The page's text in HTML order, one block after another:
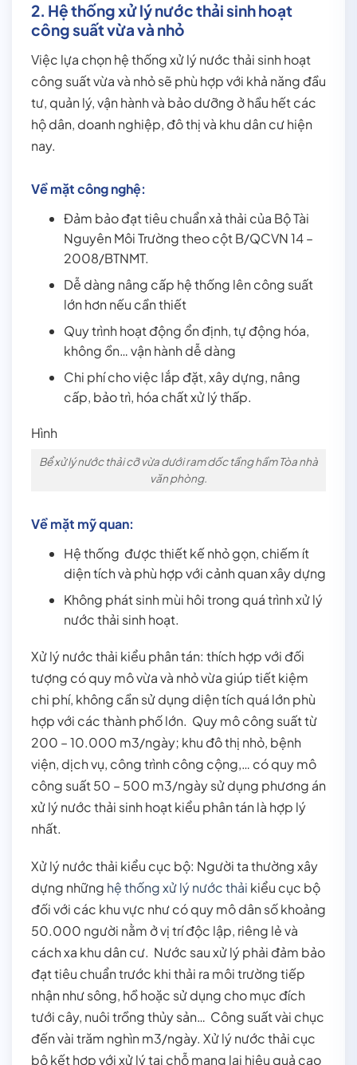
2. Hệ thống xử lý nước thải sinh hoạt
công suất vừa và nhỏ
Việc lựa chọn hệ thống xử lý nước thải sinh hoạt
công suất vừa và nhỏ sẽ phù hợp với khả năng đầu
tư, quản lý, vận hành và bảo dưỡng ở hầu hết các
hộ dân, doanh nghiệp, đô thị và khu dân cư hiện
nay.
Về mặt công nghệ:
Đảm bảo đạt tiêu chuẩn xả thải của Bộ Tài
Nguyên Môi Trường theo cột B/QCVN 14 –
2008/BTNMT.
Dễ dàng nâng cấp hệ thống lên công suất
lớn hơn nếu cần thiết
Quy trình hoạt động ổn định, tự động hóa,
không ồn… vận hành dễ dàng
Chi phí cho việc lắp đặt, xây dựng, nâng
cấp, bảo trì, hóa chất xử lý thấp.
Hình
Bể xử lý nước thải cỡ vừa dưới ram dốc tầng hầm Tòa nhà
văn phòng.
Về mặt mỹ quan:
Hệ thống được thiết kế nhỏ gọn, chiếm ít
diện tích và phù hợp với cảnh quan xây dựng
Không phát sinh mùi hôi trong quá trình xử lý
nước thải sinh hoạt.
Xử lý nước thải kiểu phân tán: thích hợp với đối
tượng có quy mô vừa và nhỏ vừa giúp tiết kiệm
chi phí, không cần sử dụng diện tích quá lớn phù
hợp với các thành phố lớn. Quy mô công suất từ
200 – 10.000 m3/ngày; khu đô thị nhỏ, bệnh
viện, dịch vụ, công trình công cộng,… có quy mô
công suất 50 – 500 m3/ngày sử dụng phương án
xử lý nước thải sinh hoạt kiểu phân tán là hợp lý
nhất.
Xử lý nước thải kiểu cục bộ: Người ta thường xây
dựng những hệ thống xử lý nước thải kiểu cục bộ
đối với các khu vực như có quy mô dân số khoảng
50.000 người nằm ở vị trí độc lập, riêng lẻ và
cách xa khu dân cư. Nước sau xử lý phải đảm bảo
đạt tiêu chuẩn trước khi thải ra môi trường tiếp
nhận như sông, hồ hoặc sử dụng cho mục đích
tưới cây, nuôi trồng thủy sản… Công suất vài chục
đến vài trăm nghìn m3/ngày. Xử lý nước thải cục
bộ kết hợp với xử lý tại chỗ mang lại hiệu quả cao